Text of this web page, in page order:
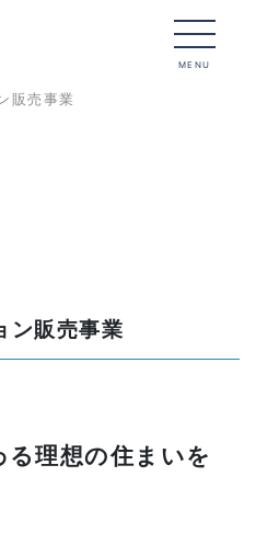
MENU
販売事業
ン販売事業
理想の住まいを